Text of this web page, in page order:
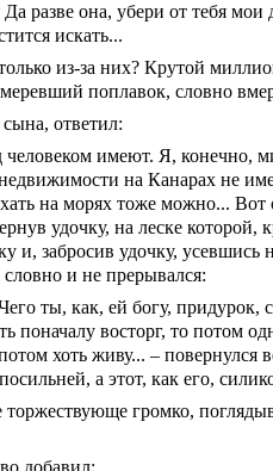
разве она, убери от тебя мои
искать...
из-за них? Крутой
поплавок, словно
ответил:
имеют. Я, конечно,
на Канарах не
на морях тоже можно... Вот
удочку, на леске которой,
и, забросив удочку,
и не прерывался:
ты, как, ей богу, придурок,
поначалу восторг, то потом
хоть живу... – повернулся
а этот, как его,
громко,